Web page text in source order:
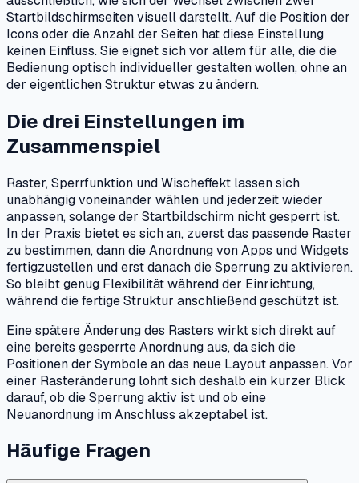
Startbildschirmseiten visuell darstellt. Auf die Position der
Icons oder die Anzahl der Seiten hat diese Einstellung
keinen Einfluss. Sie eignet sich vor allem für alle, die die
Bedienung optisch individueller gestalten wollen, ohne an
der eigentlichen Struktur etwas zu ändern.
Die drei Einstellungen im
Zusammenspiel
Raster, Sperrfunktion und Wischeffekt lassen sich
unabhängig voneinander wählen und jederzeit wieder
anpassen, solange der Startbildschirm nicht gesperrt ist.
In der Praxis bietet es sich an, zuerst das passende Raster
zu bestimmen, dann die Anordnung von Apps und Widgets
fertigzustellen und erst danach die Sperrung zu aktivieren.
So bleibt genug Flexibilität während der Einrichtung,
während die fertige Struktur anschließend geschützt ist.
Eine spätere Änderung des Rasters wirkt sich direkt auf
eine bereits gesperrte Anordnung aus, da sich die
Positionen der Symbole an das neue Layout anpassen. Vor
einer Rasteränderung lohnt sich deshalb ein kurzer Blick
darauf, ob die Sperrung aktiv ist und ob eine
Neuanordnung im Anschluss akzeptabel ist.
Häufige Fragen